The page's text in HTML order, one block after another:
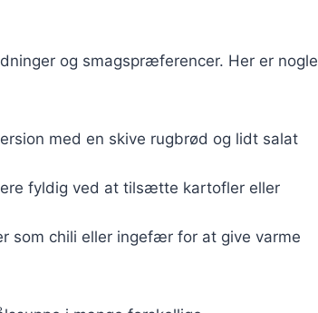
og smagspræferencer. Her er nogle
med en skive rugbrød og lidt salat
fyldig ved at tilsætte kartofler eller
som chili eller ingefær for at give varme